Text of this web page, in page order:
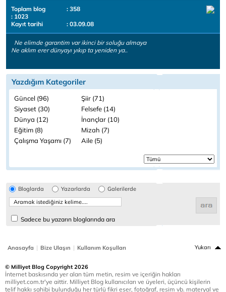
Toplam blog
: 358
: 1023
Kayıt tarihi
: 03.09.08
Ne elimde garantim var ikinci bir soluğu almaya
Ne aklım erer dünyayı yıkıp ta yeniden ya..
Yazdığım Kategoriler
Güncel (96)
Şiir (71)
Siyaset (30)
Felsefe (14)
Dünya (12)
İnançlar (10)
Eğitim (8)
Mizah (7)
Çalışma Yaşamı (7)
Aile (5)
Bloglarda Yazarlarda Galerilerde
Sadece bu yazarın bloglarında ara
Anasayfa | Bize Ulaşın | Kullanım Koşulları Yukarı
© Milliyet Blog Copyright 2026
İnternet baskısında yer alan tüm metin, resim ve içeriğin hakları
milliyet.com.tr'ye aittir. Milliyet Blog kullanıcıları ve üyeleri, üçüncü kişilerin
telif hakkı sahibi bulunduğu her türlü fikri eser, fotoğraf, resim vb. materyal ve